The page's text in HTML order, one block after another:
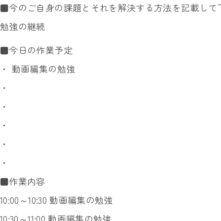
■今のご自身の課題とそれを解決する方法を記載して
勉強の継続
■今日の作業予定
・ 動画編集の勉強
・
・
・
・
・
■作業内容
10:00～10:30 動画編集の勉強
10:30～11:00 動画編集の勉強